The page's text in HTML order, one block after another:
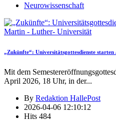
Neurowissenschaft
Martin - Luther- Universität
„Zukünfte“: Universitätsgottesdienste
Mit dem
April 2026, 18 Uhr, in der...
By Redaktion HallePost
2026-04-06 12:10:12
Hits 484